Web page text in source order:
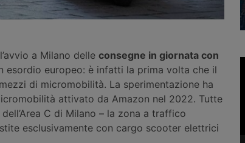
a Milano delle consegne in giornata con
esordio europeo: è infatti la prima volta che il
di micromobilità. La sperimentazione ha
attivato da Amazon nel 2022. Tutte
C di Milano – la zona a traffico
esclusivamente con cargo scooter elettrici